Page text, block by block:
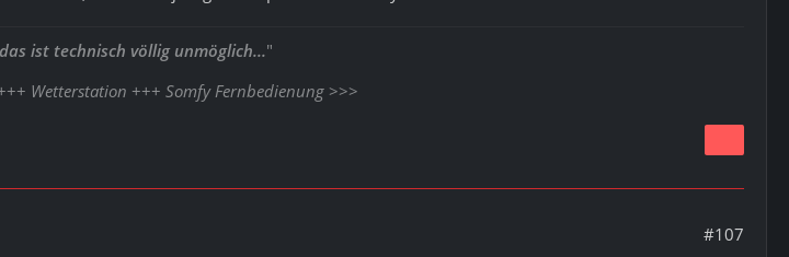
ist technisch völlig unmöglich..."
Wetterstation +++ Somfy Fernbedienung >>>
#107